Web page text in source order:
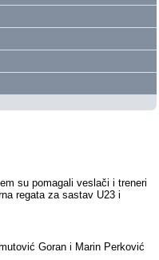
su pomagali veslači i treneri
regata za sastav U23 i
Goran i Marin Perković